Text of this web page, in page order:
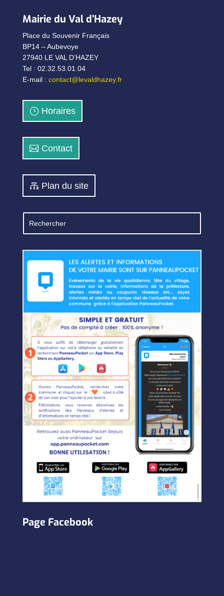
Mairie du Val d’Hazey
Place du Souvenir Français
BP14 – Aubevoye
27940 LE VAL D’HAZEY
Tel : 02.32.53.01.04
E-mail : contact@levaldhazey.fr
Horaires
Contact
Plan du site
Page Facebook